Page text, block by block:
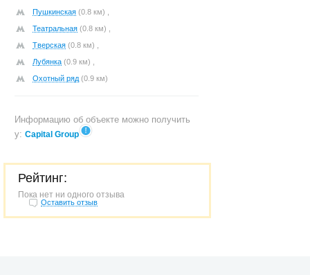
Пушкинская (0.8 км) ,
Театральная (0.8 км) ,
Тверская (0.8 км) ,
Лубянка (0.9 км) ,
Охотный ряд (0.9 км)
Информацию об объекте можно получить
у: Capital Group
Рейтинг:
Пока нет ни одного отзыва
Оставить отзыв